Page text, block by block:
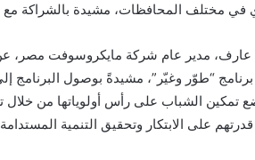
مختلف المحافظات، مشيدة بالشراكة مع
عارف، مدير عام شركة مايكروسوفت مصر، عن
الشباب على رأس أولوياتها من خلال
على الابتكار وتحقيق التنمية